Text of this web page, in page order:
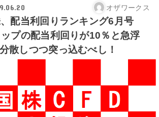
オザワークス
配当利回りランキング6月号
ップの配当利回りが10％と急浮
散しつつ突っ込むべし！